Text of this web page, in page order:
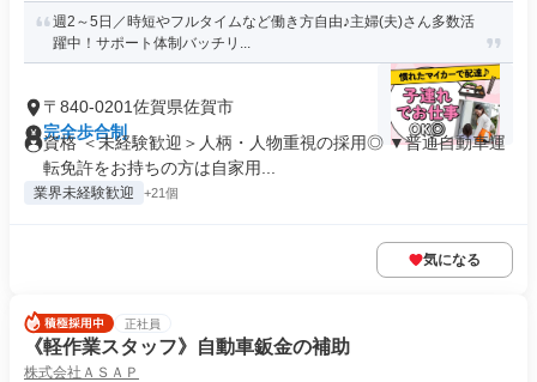
週2～5日／時短やフルタイムなど働き方自由♪主婦(夫)さん多数活
躍中！サポート体制バッチリ...
〒840-0201佐賀県佐賀市
完全歩合制
資格 ＜未経験歓迎＞人柄・人物重視の採用◎ ▼普通自動車運
転免許をお持ちの方は自家用...
業界未経験歓迎 +21個
気になる
正社員
《軽作業スタッフ》自動車鈑金の補助
株式会社ＡＳＡＰ